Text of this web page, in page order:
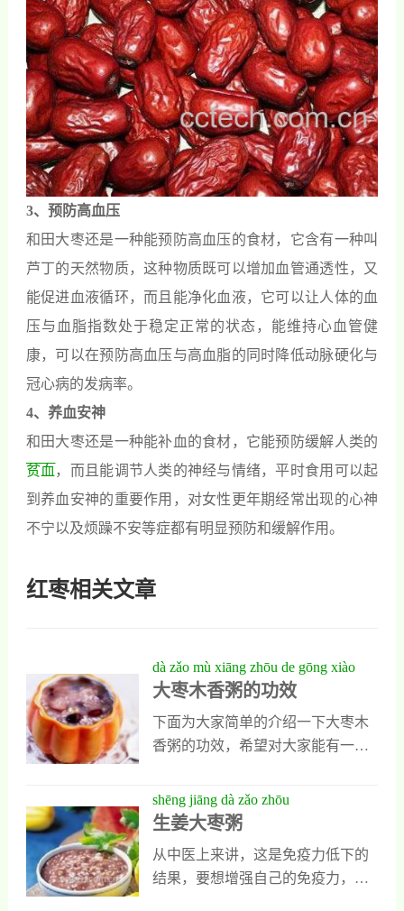
3、预防高血压
和田大枣还是一种能预防高血压的食材，它含有一种叫
芦丁的天然物质，这种物质既可以增加血管通透性，又
能促进血液循环，而且能净化血液，它可以让人体的血
压与血脂指数处于稳定正常的状态，能维持心血管健
康，可以在预防高血压与高血脂的同时降低动脉硬化与
冠心病的发病率。
4、养血安神
和田大枣还是一种能补血的食材，它能预防缓解人类的
贫血 ，而且能调节人类的神经与情绪，平时食用可以起
到养血安神的重要作用，对女性更年期经常出现的心神
不宁以及烦躁不安等症都有明显预防和缓解作用。
红枣相关文章
dà zǎo mù xiāng zhōu de gōng xiào
大枣木香粥的功效
下面为大家简单的介绍一下大枣木
香粥的功效，希望对大家能有一定
功效一 1.对胃肠道的作用： 木香水
提取液、挥发油和总生物碱对大鼠
紧张性与节律性明显下降。木香提
取液可使离体兔肠蠕动幅度和肠肌
shēng jiāng dà zǎo zhōu
生姜大枣粥
从中医上来讲，这是免疫力低下的
结果，要想增强自己的免疫力，最